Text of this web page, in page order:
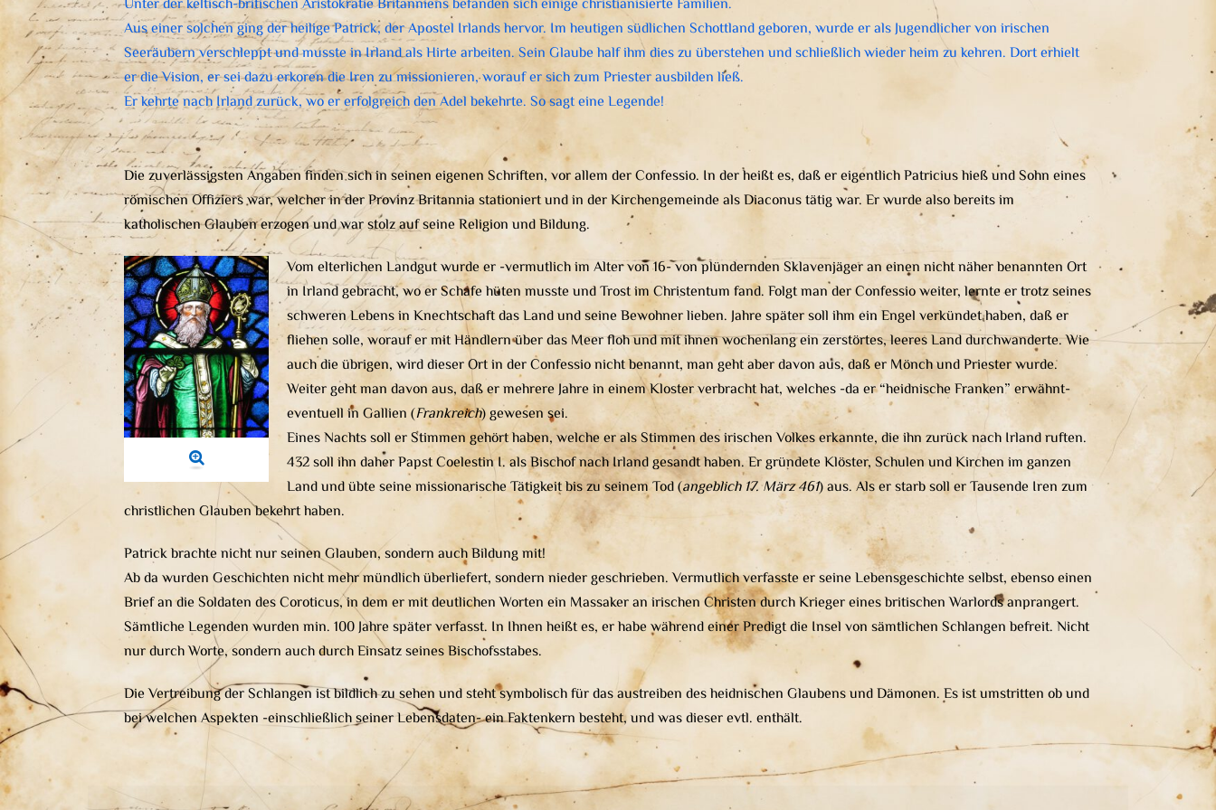
Unter der keltisch-britischen Aristokratie Britanniens befanden sich einige christianisierte Familien.
Aus einer solchen ging der heilige Patrick, der Apostel Irlands hervor. Im heutigen südlichen Schottland geboren, wurde er als Jugendlicher von irischen
Seeräubern verschleppt und musste in Irland als Hirte arbeiten. Sein Glaube half ihm dies zu überstehen und schließlich wieder heim zu kehren. Dort erhielt
er die Vision, er sei dazu erkoren die Iren zu missionieren, worauf er sich zum Priester ausbilden ließ.
Er kehrte nach Irland zurück, wo er erfolgreich den Adel bekehrte. So sagt eine Legende!
Die zuverlässigsten Angaben finden sich in seinen eigenen Schriften, vor allem der Confessio. In der heißt es, daß er eigentlich Patricius hieß und Sohn eines
römischen Offiziers war, welcher in der Provinz Britannia stationiert und in der Kirchengemeinde als Diaconus tätig war. Er wurde also bereits im
katholischen Glauben erzogen und war stolz auf seine Religion und Bildung.
Vom elterlichen Landgut wurde er -vermutlich im Alter von 16- von plündernden Sklavenjäger an einen nicht näher benannten Ort
in Irland gebracht, wo er Schafe hüten musste und Trost im Christentum fand. Folgt man der Confessio weiter, lernte er trotz seines
schweren Lebens in Knechtschaft das Land und seine Bewohner lieben. Jahre später soll ihm ein Engel verkündet haben, daß er
fliehen solle, worauf er mit Händlern über das Meer floh und mit ihnen wochenlang ein zerstörtes, leeres Land durchwanderte. Wie
auch die übrigen, wird dieser Ort in der Confessio nicht benannt, man geht aber davon aus, daß er Mönch und Priester wurde.
Weiter geht man davon aus, daß er mehrere Jahre in einem Kloster verbracht hat, welches -da er “heidnische Franken” erwähnt-
eventuell in Gallien (Frankreich) gewesen sei.
Eines Nachts soll er Stimmen gehört haben, welche er als Stimmen des irischen Volkes erkannte, die ihn zurück nach Irland ruften.
432 soll ihn daher Papst Coelestin I. als Bischof nach Irland gesandt haben. Er gründete Klöster, Schulen und Kirchen im ganzen
Land und übte seine missionarische Tätigkeit bis zu seinem Tod (angeblich 17. März 461) aus. Als er starb soll er Tausende Iren zum
christlichen Glauben bekehrt haben.
Patrick brachte nicht nur seinen Glauben, sondern auch Bildung mit!
Ab da wurden Geschichten nicht mehr mündlich überliefert, sondern nieder geschrieben. Vermutlich verfasste er seine Lebensgeschichte selbst, ebenso einen
Brief an die Soldaten des Coroticus, in dem er mit deutlichen Worten ein Massaker an irischen Christen durch Krieger eines britischen Warlords anprangert.
Sämtliche Legenden wurden min. 100 Jahre später verfasst. In Ihnen heißt es, er habe während einer Predigt die Insel von sämtlichen Schlangen befreit. Nicht
nur durch Worte, sondern auch durch Einsatz seines Bischofsstabes.
Die Vertreibung der Schlangen ist bildlich zu sehen und steht symbolisch für das austreiben des heidnischen Glaubens und Dämonen. Es ist umstritten ob und
bei welchen Aspekten -einschließlich seiner Lebensdaten- ein Faktenkern besteht, und was dieser evtl. enthält.